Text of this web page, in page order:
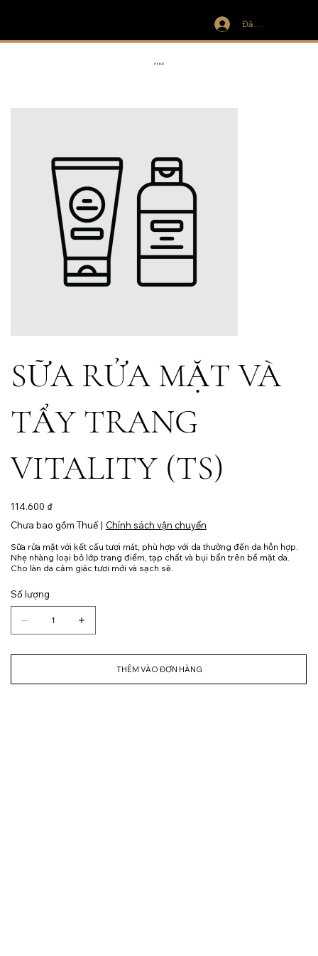
Đăng nhập
RIBBON
SỮA RỬA MẶT VÀ
TẨY TRANG
VITALITY (TS)
Giá
114.600 ₫
Chưa bao gồm Thuế | Chính sách vận chuyển
Sữa rửa mặt với kết cấu tươi mát, phù hợp với da thường đến da hỗn hợp.
Nhẹ nhàng loại bỏ lớp trang điểm, tạp chất và bụi bẩn trên bề mặt da.
Cho làn da cảm giác tươi mới và sạch sẽ.
Số lượng
THÊM VÀO ĐƠN HÀNG